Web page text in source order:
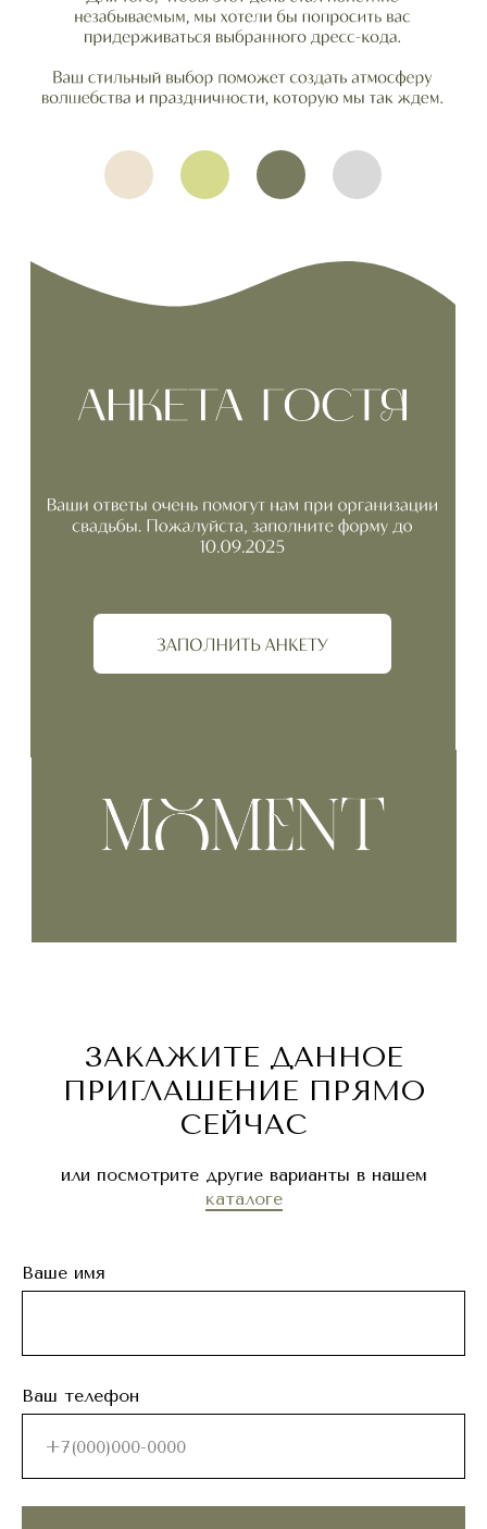
ЗАКАЖИТЕ ДАННОЕ
ПРИГЛАШЕНИЕ ПРЯМО
СЕЙЧАС
или посмотрите другие варианты в нашем
каталоге
Ваше имя
Ваш телефон